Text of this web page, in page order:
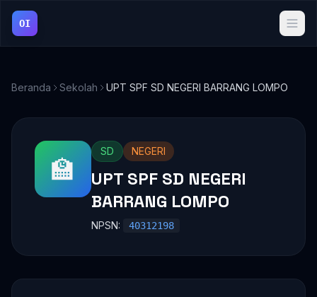
OI
Beranda Sekolah UPT SPF SD NEGERI BARRANG LOMPO
🏫
SD NEGERI
UPT SPF SD NEGERI
BARRANG LOMPO
NPSN: 40312198